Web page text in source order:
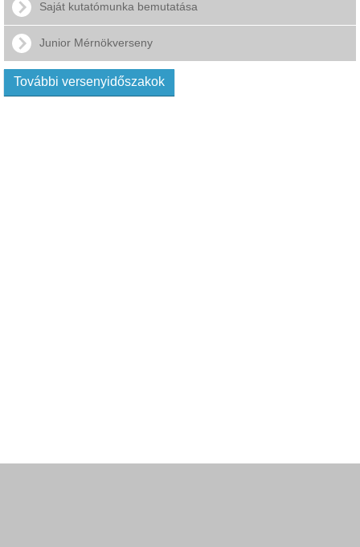
Saját kutatómunka bemutatása
Junior Mérnökverseny
További versenyidőszakok